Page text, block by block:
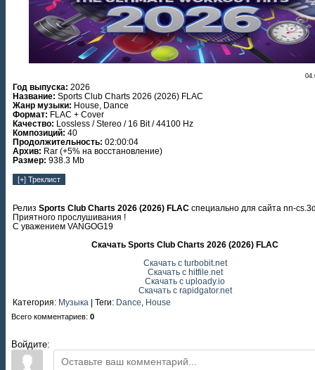
Год выпуска: 2026
Название: Sports Club Charts 2026 (2026) FLAC
Жанр музыки: House, Dance
Формат: FLAC + Cover
Качество: Lossless / Stereo / 16 Bit / 44100 Hz
Композиций: 40
Продолжительность: 02:00:04
Архив: Rar (+5% на восстановление)
Размер: 938.3 Mb
Релиз Sports Club Charts 2026 (2026) FLAC специально для сайта nn-
Приятного прослушивания !
С уважением VANGOG19
Скачать Sports Club Charts 2026 (2026) FLAC
Скачать с turbobit.net
Скачать с hitfile.net
Скачать с uploady.io
Скачать с rapidgator.net
Категория: Музыка | Теги: Dance House
Всего комментариев: 0
Войдите: